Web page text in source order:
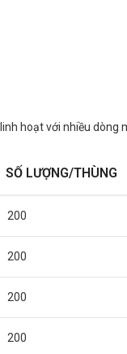
hoạt với nhiều dòng
SỐ LƯỢNG/THÙNG
200
200
200
200